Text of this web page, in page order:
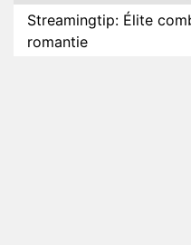
Streamingtip: Élite
romantie